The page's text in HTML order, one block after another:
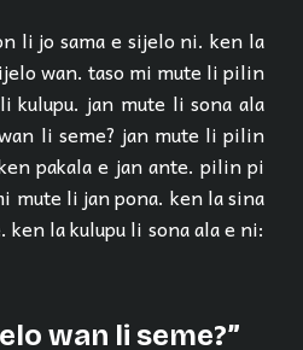
li jo sama e sijelo ni. ken la
wan. taso mi mute li pilin
kulupu. jan mute li sona ala
li seme? jan mute li pilin
pakala e jan ante. pilin pi
mute li jan pona. ken la sina
ken la kulupu li sona ala e ni:
wan li seme?”